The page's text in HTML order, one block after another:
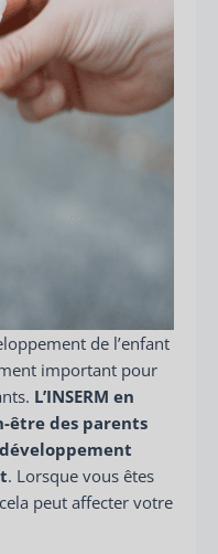
de l’enfant
important pour
L’INSERM en
être des parents
. Lorsque vous êtes
peut affecter votre